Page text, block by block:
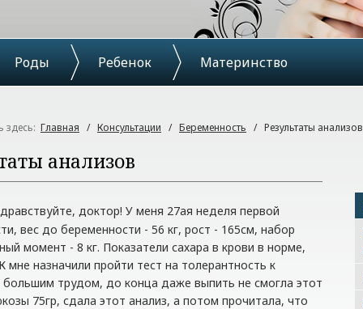
Роды Ребенок Материнство
здесь: Главная / Консультации / Беременность / Результаты анализов
анализов
доктор! У меня 27ая неделя первой
вес до беременности - 56 кг, рост - 165см, набор
момент - 8 кг. Показатели сахара в крови в норме,
назначили пройти тест на толерантность к
большим трудом, до конца даже выпить не смогла этот
75гр, сдала этот анализ, а потом прочитала, что